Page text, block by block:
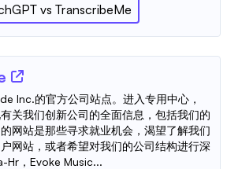
vs TranscribeMe
Inc.的官方公司站点。进入专用中心，
关我们创新公司的全面信息，包括我们的
网站是那些寻求就业机会，渴望了解我们
网站，或者希望对我们的公司结构进行深
Hr，​​Evoke Music...